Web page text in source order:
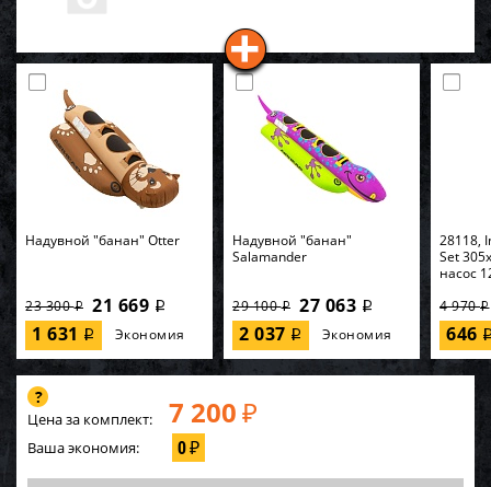
Надувной "банан" Otter
23 300i 21 669 i
1 631 i Экономия
Надувной "банан"
Salamander
29 100i 27 063 i
2 037 i Экономия
28118,
Set
насос
4 970i
646
Цена за комплект: 7 200 ₽
Ваша экономия: 0₽